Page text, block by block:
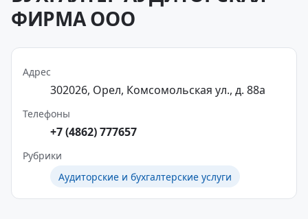
ФИРМА ООО
Адрес
302026, Орел, Комсомольская ул., д. 88а
Телефоны
+7 (4862) 777657
Рубрики
Аудиторские и бухгалтерские услуги